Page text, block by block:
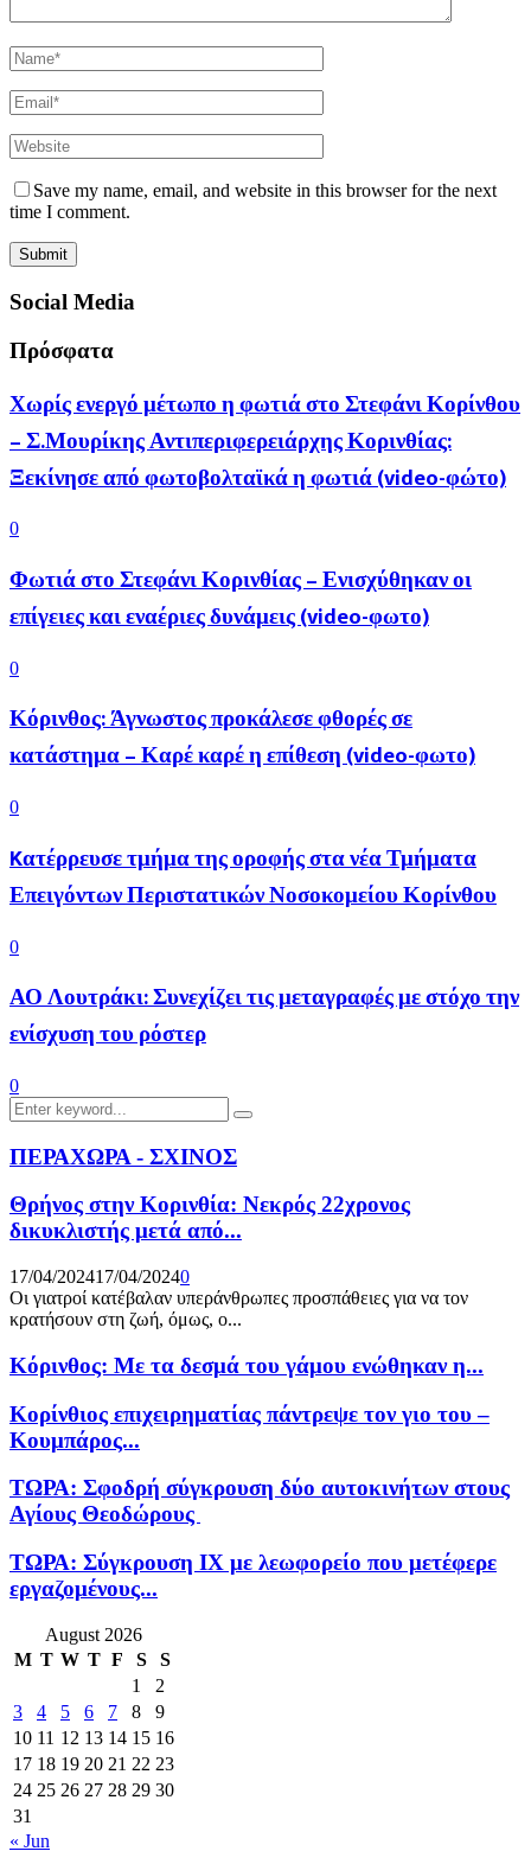
Save my name, email, and website in this browser for the next
time I comment.
Social Media
Πρόσφατα
Χωρίς ενεργό μέτωπο η φωτιά στο Στεφάνι Κορίνθου
– Σ.Μουρίκης Αντιπεριφερειάρχης Κορινθίας:
Ξεκίνησε από φωτοβολταϊκά η φωτιά (video-φώτο)
0
Φωτιά στο Στεφάνι Κορινθίας – Ενισχύθηκαν οι
επίγειες και εναέριες δυνάμεις (video-φωτο)
0
Κόρινθος: Άγνωστος προκάλεσε φθορές σε
κατάστημα – Καρέ καρέ η επίθεση (video-φωτο)
0
Kατέρρευσε τμήμα της οροφής στα νέα Τμήματα
Επειγόντων Περιστατικών Νοσοκομείου Κορίνθου
0
ΑΟ Λουτράκι: Συνεχίζει τις μεταγραφές με στόχο την
ενίσχυση του ρόστερ
0
Search
for:
Search
ΠΕΡΑΧΩΡΑ - ΣΧΙΝΟΣ
Θρήνος στην Κορινθία: Νεκρός 22χρονος
δικυκλιστής μετά από...
17/04/202417/04/20240
Οι γιατροί κατέβαλαν υπεράνθρωπες προσπάθειες για να τον
κρατήσουν στη ζωή, όμως, ο...
Κόρινθος: Με τα δεσμά του γάμου ενώθηκαν η...
Κορίνθιος επιχειρηματίας πάντρεψε τον γιο του –
Κουμπάρος...
ΤΩΡΑ: Σφοδρή σύγκρουση δύο αυτοκινήτων στους
Αγίους Θεοδώρους
ΤΩΡΑ: Σύγκρουση ΙΧ με λεωφορείο που μετέφερε
εργαζομένους...
August 2026
M T W T F S
S
1
2
3
4 5 6 7 8
9
10 11 12 13 14 15 16
17 18 19 20 21 22 23
24 25 26 27 28 29 30
31
« Jun